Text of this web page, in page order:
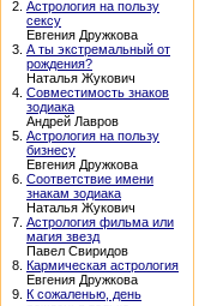
2. Астрология на пользу
сексу
Евгения Дружкова
3. А ты экстремальный от
рождения?
Наталья Жукович
4. Совместимость знаков
зодиака
Андрей Лавров
5. Астрология на пользу
бизнесу
Евгения Дружкова
6. Соответствие имени
знакам зодиака
Наталья Жукович
7. Астрология фильма или
магия звезд
Павел Свиридов
8. Кармическая астрология
Евгения Дружкова
9. К сожаленью, день